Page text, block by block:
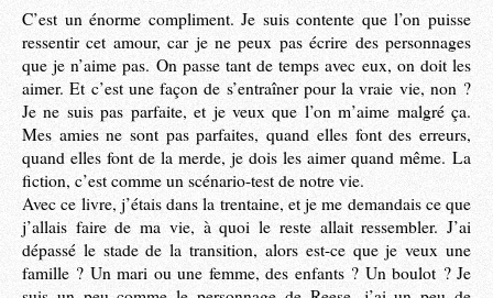
C’est un énorme compliment. Je suis contente que l’on puisse
ressentir cet amour, car je ne peux pas écrire des personnages
que je n’aime pas. On passe tant de temps avec eux, on doit les
aimer. Et c’est une façon de s’entraîner pour la vraie vie, non ?
Je ne suis pas parfaite, et je veux que l’on m’aime malgré ça.
Mes amies ne sont pas parfaites, quand elles font des erreurs,
quand elles font de la merde, je dois les aimer quand même. La
fiction, c’est comme un scénario-test de notre vie.
Avec ce livre, j’étais dans la trentaine, et je me demandais ce que
j’allais faire de ma vie, à quoi le reste allait ressembler. J’ai
dépassé le stade de la transition, alors est-ce que je veux une
famille ? Un mari ou une femme, des enfants ? Un boulot ? Je